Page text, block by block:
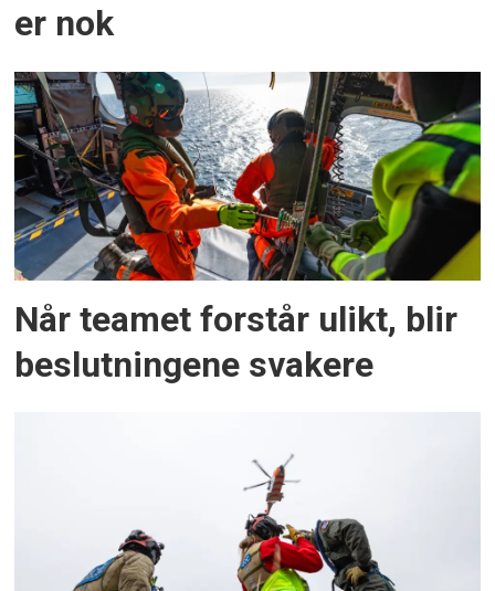
er nok
Når teamet forstår ulikt, blir
beslutningene svakere